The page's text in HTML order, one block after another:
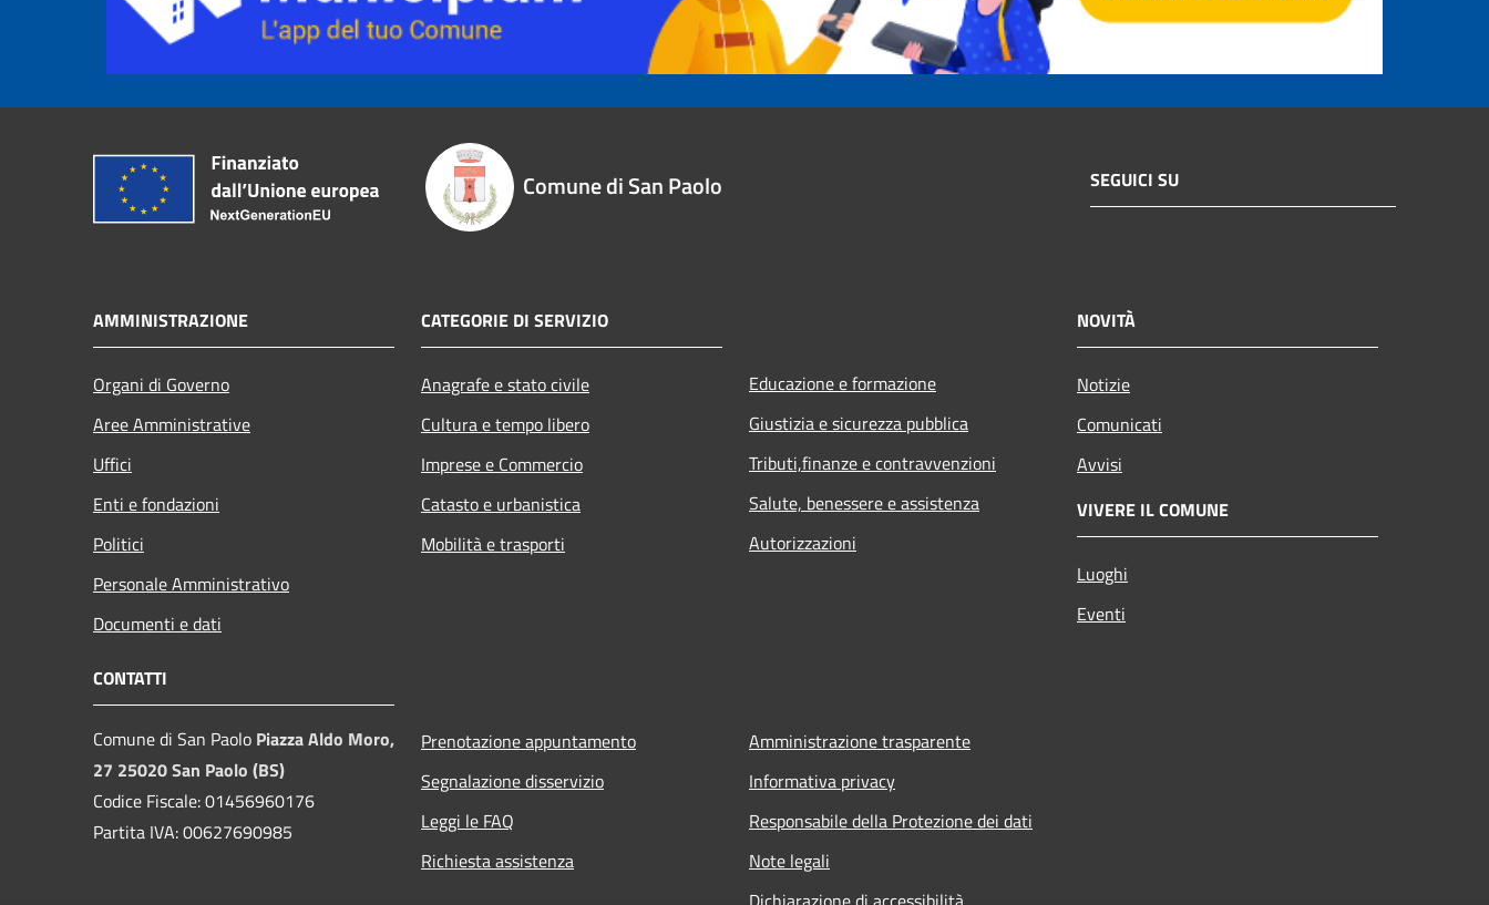
Comune di San Paolo SEGUICI SU
AMMINISTRAZIONE
Organi di Governo
Aree Amministrative
Uffici
Enti e fondazioni
Politici
Personale Amministrativo
Documenti e dati
CATEGORIE DI SERVIZIO
Anagrafe e stato civile
Cultura e tempo libero
Imprese e Commercio
Catasto e urbanistica
Mobilità e trasporti
Educazione e formazione
Giustizia e sicurezza pubblica
Tributi,finanze e contravvenzioni
Salute, benessere e assistenza
Autorizzazioni
NOVITÀ
Notizie
Comunicati
Avvisi
VIVERE IL COMUNE
Luoghi
Eventi
CONTATTI
Comune di San Paolo Piazza Aldo Moro,
27 25020 San Paolo (BS)
Codice Fiscale: 01456960176
Partita IVA: 00627690985
Prenotazione appuntamento
Segnalazione disservizio
Leggi le FAQ
Richiesta assistenza
Amministrazione trasparente
Informativa privacy
Responsabile della Protezione dei dati
Note legali